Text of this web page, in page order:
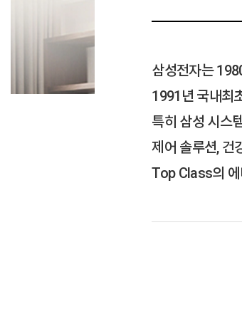
삼성전자는
1991년 국내최
특히 삼성 시스
제어 솔루션, 건
Top Class의 에